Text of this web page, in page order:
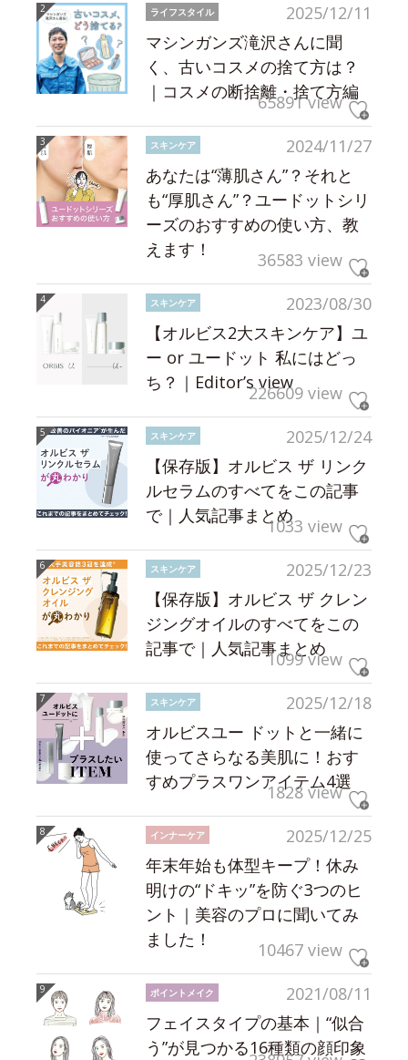
2025/12/11
ライフスタイル
マシンガンズ滝沢さんに聞
く、古いコスメの捨て方は？
｜コスメの断捨離・捨て方編
65891 view
2024/11/27
スキンケア
あなたは“薄肌さん”？それと
も“厚肌さん”？ユードットシリ
ーズのおすすめの使い方、教
えます！
36583 view
2023/08/30
スキンケア
【オルビス2大スキンケア】ユ
ー or ユードット 私にはどっ
ち？｜Editor’s view226609 view
2025/12/24
スキンケア
【保存版】オルビス ザ リンク
ルセラムのすべてをこの記事
で｜人気記事まとめ1033 view
2025/12/23
スキンケア
【保存版】オルビス ザ クレン
ジングオイルのすべてをこの
記事で｜人気記事まとめ
1099 view
2025/12/18
スキンケア
オルビスユー ドットと一緒に
使ってさらなる美肌に！おす
すめプラスワンアイテム4選
1828 view
2025/12/25
インナーケア
年末年始も体型キープ！休み
明けの“ドキッ”を防ぐ3つのヒ
ント｜美容のプロに聞いてみ
ました！
10467 view
2021/08/11
ポイントメイク
フェイスタイプの基本｜“似合
う”が見つかる16種類の顔印象